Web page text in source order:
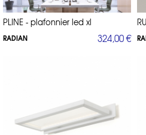
PLINE - plafonnier led xl
RADIAN 324,00 €